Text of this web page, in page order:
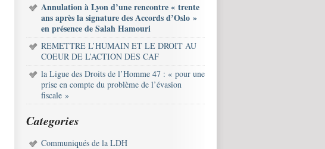
Annulation à Lyon d’une rencontre « trente
ans après la signature des Accords d’Oslo »
en présence de Salah Hamouri
REMETTRE L’HUMAIN ET LE DROIT AU
COEUR DE L’ACTION DES CAF
la Ligue des Droits de l’Homme 47 : « pour une
prise en compte du problème de l’évasion
fiscale »
Categories
Communiqués de la LDH